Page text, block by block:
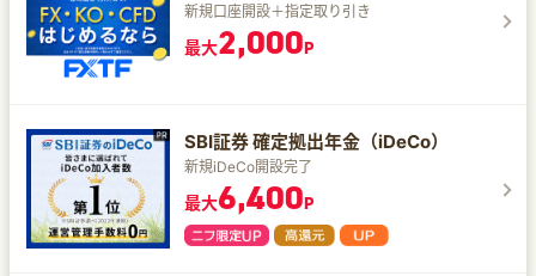
新規口座開設＋指定取り引き
最大2,000P
SBI証券 確定拠出年金（iDeCo）
新規iDeCo開設完了
最大6,400P